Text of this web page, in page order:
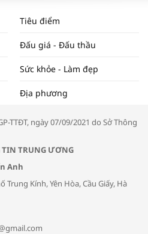
2024 VÀ NĂM 2025 | NHỊP
TRƯỜNG #62
“Xúc tiến thương mại: Khơi
tư vấn cách phòng tránh bệnh
hô hấp trong thời tiết giao mùa
Tiêu điểm
Đấu giá - Đấu thầu
Sức khỏe - Làm đẹp
Địa phương
TTĐT, ngày 07/09/2021 do Sở Thông
TIN TRUNG ƯƠNG
Anh
Trung Kính, Yên Hòa, Cầu Giấy, Hà